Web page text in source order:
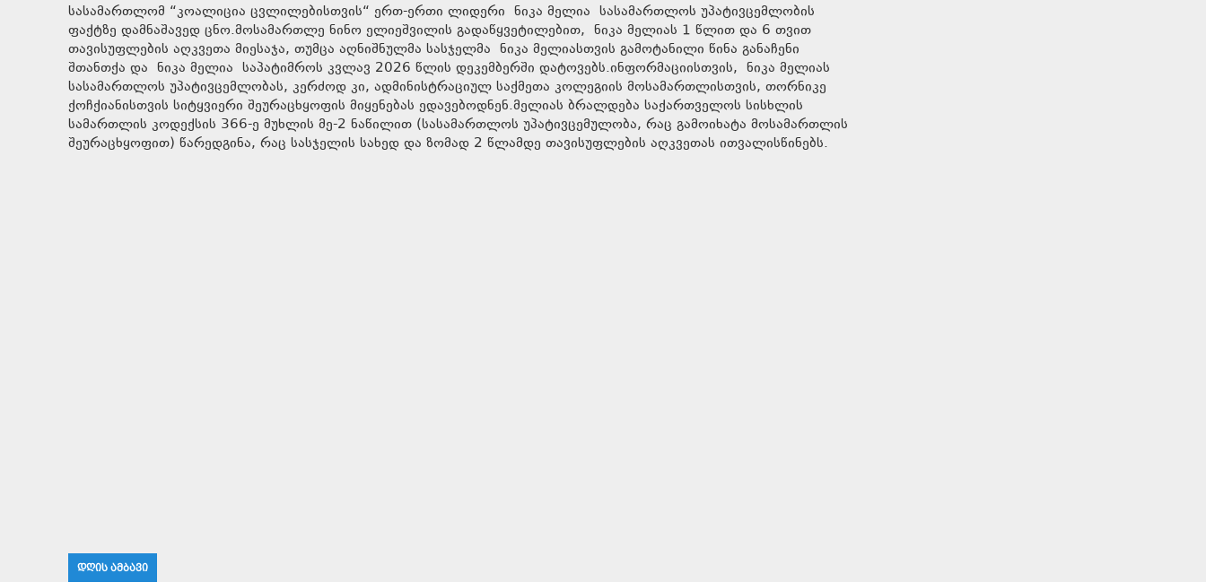
სასამართლომ “კოალიცია ცვლილებისთვის“ ერთ-ერთი ლიდერი ნიკა მელია სასამართლოს უპატივცემლობის
ფაქტზე დამნაშავედ ცნო.მოსამართლე ნინო ელიეშვილის გადაწყვეტილებით, ნიკა მელიას 1 წლით და 6 თვით
თავისუფლების აღკვეთა მიესაჯა, თუმცა აღნიშნულმა სასჯელმა ნიკა მელიასთვის გამოტანილი წინა განაჩენი
შთანთქა და ნიკა მელია საპატიმროს კვლავ 2026 წლის დეკემბერში დატოვებს.ინფორმაციისთვის, ნიკა მელიას
სასამართლოს უპატივცემლობას, კერძოდ კი, ადმინისტრაციულ საქმეთა კოლეგიის მოსამართლისთვის, თორნიკე
ქოჩქიანისთვის სიტყვიერი შეურაცხყოფის მიყენებას ედავებოდნენ.მელიას ბრალდება საქართველოს სისხლის
სამართლის კოდექსის 366-ე მუხლის მე-2 ნაწილით (სასამართლოს უპატივცემულობა, რაც გამოიხატა მოსამართლის
შეურაცხყოფით) წარედგინა, რაც სასჯელის სახედ და ზომად 2 წლამდე თავისუფლების აღკვეთას ითვალისწინებს.
ᲓᲦᲘᲡ ᲐᲛᲑᲐᲕᲘ